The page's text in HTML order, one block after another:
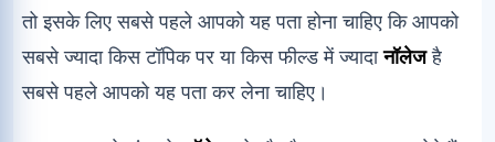
तो इसके लिए सबसे पहले आपको यह पता होना चाहिए कि आपको
सबसे ज्यादा किस टॉपिक पर या किस फील्ड में ज्यादानॉलेजहै
सबसे पहले आपको यह पता कर लेना चाहिए।